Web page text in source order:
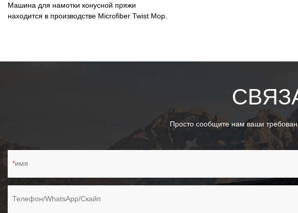
Машина для намотки конусной пряжи
находится в производстве Microfiber Twist Mop.
Просто сообщите нам ваши
имя
Телефон/WhatsApp/Скайп